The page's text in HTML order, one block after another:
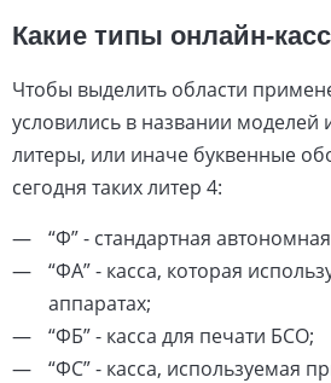
Какие типы онлайн-
Чтобы выделить области
условились в названии моделей
литеры, или иначе буквенные
сегодня таких литер 4:
“Ф” - стандартная
“ФА” - касса, которая
аппаратах;
“ФБ” - касса для печати БСО;
“ФС” - касса, используемая